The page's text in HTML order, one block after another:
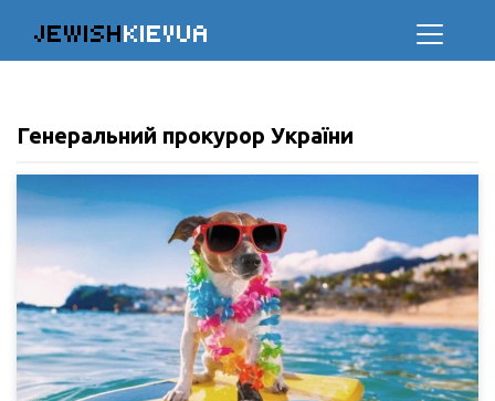
JEWISHKIEVUA
Генеральний прокурор України